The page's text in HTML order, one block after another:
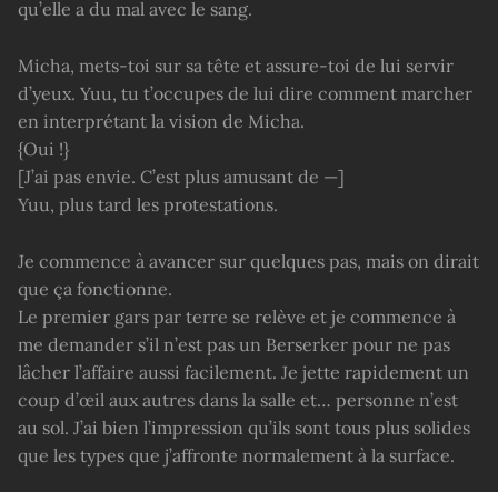
qu’elle a du mal avec le sang.
Micha, mets-toi sur sa tête et assure-toi de lui servir
d’yeux. Yuu, tu t’occupes de lui dire comment marcher
en interprétant la vision de Micha.
{Oui !}
[J’ai pas envie. C’est plus amusant de —]
Yuu, plus tard les protestations.
Je commence à avancer sur quelques pas, mais on dirait
que ça fonctionne.
Le premier gars par terre se relève et je commence à
me demander s’il n’est pas un Berserker pour ne pas
lâcher l’affaire aussi facilement. Je jette rapidement un
coup d’œil aux autres dans la salle et… personne n’est
au sol. J’ai bien l’impression qu’ils sont tous plus solides
que les types que j’affronte normalement à la surface.